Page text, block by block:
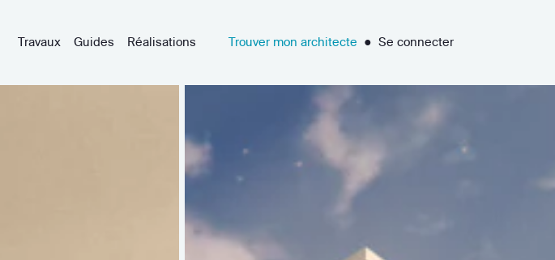
Travaux Guides Réalisations Trouver mon architecte ● Se connecter